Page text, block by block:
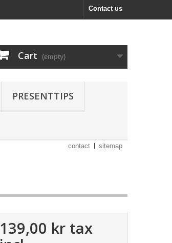
Contact us
Cart (empty)
PRESENTTIPS
contact sitemap
139,00 krtax